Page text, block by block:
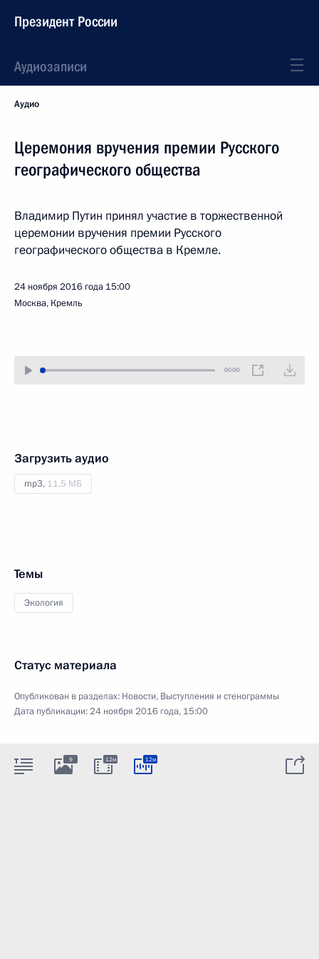
Президент России
Аудиозаписи
Аудио
Церемония вручения премии Русского
географического общества
Владимир Путин принял участие в торжественной
церемонии вручения премии Русского
географического общества в Кремле.
24 ноября 2016 года 15:00
Москва, Кремль
00:00
Загрузить аудио
mp3, 11.5 МБ
Темы
Экология
Статус материала
Опубликован в разделах: Новости, Выступления и стенограммы
Дата публикации:24 ноября 2016 года, 15:00
9 12м 12м